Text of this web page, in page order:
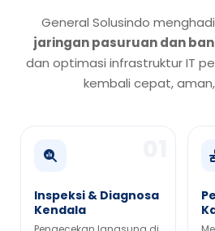
General Solusindo
jaringan pasuruan dan
dan optimasi infrastruktur IT
kembali cepat,
Inspeksi & Diagnosa
Kendala